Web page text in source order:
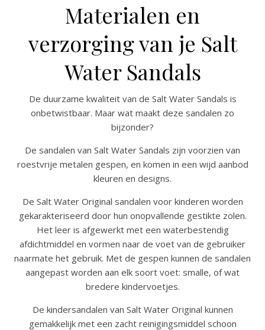
Materialen en
verzorging van je Salt
Water Sandals
De duurzame kwaliteit van de Salt Water Sandals is
onbetwistbaar. Maar wat maakt deze sandalen zo
bijzonder?
De sandalen van Salt Water Sandals zijn voorzien van
roestvrije metalen gespen, en komen in een wijd aanbod
kleuren en designs.
De Salt Water Original sandalen voor kinderen worden
gekarakteriseerd door hun onopvallende gestikte zolen.
Het leer is afgewerkt met een waterbestendig
afdichtmiddel en vormen naar de voet van de gebruiker
naarmate het gebruik. Met de gespen kunnen de sandalen
aangepast worden aan elk soort voet: smalle, of wat
bredere kindervoetjes.
De kindersandalen van Salt Water Original kunnen
gemakkelijk met een zacht reinigingsmiddel schoon